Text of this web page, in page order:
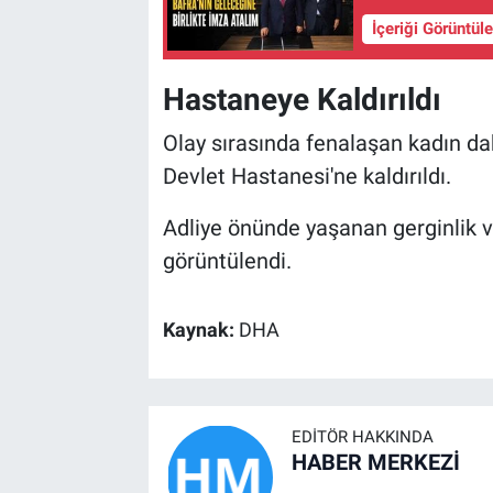
İçeriği
Hastaneye Kaldırıldı
Olay sırasında fenalaşan kadın
Devlet Hastanesi'ne kaldırıldı.
Adliye önünde yaşanan gerginlik
görüntülendi.
Kaynak: DHA
EDITÖR HAKKINDA
HABER MERKEZİ